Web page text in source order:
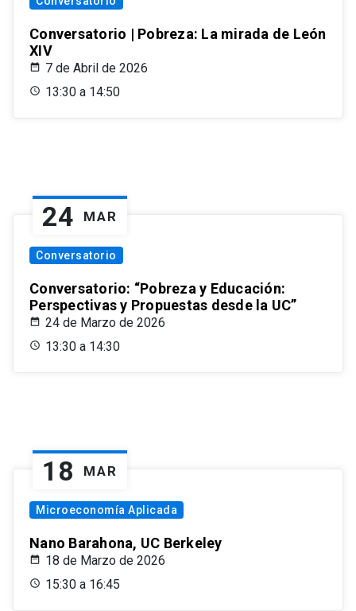
Conversatorio | Pobreza: La mirada de León
XIV
7 de Abril de 2026
13:30 a 14:50
24 MAR
Conversatorio
Conversatorio: “Pobreza y Educación:
Perspectivas y Propuestas desde la UC”
24 de Marzo de 2026
13:30 a 14:30
18 MAR
Microeconomía Aplicada
Nano Barahona, UC Berkeley
18 de Marzo de 2026
15:30 a 16:45